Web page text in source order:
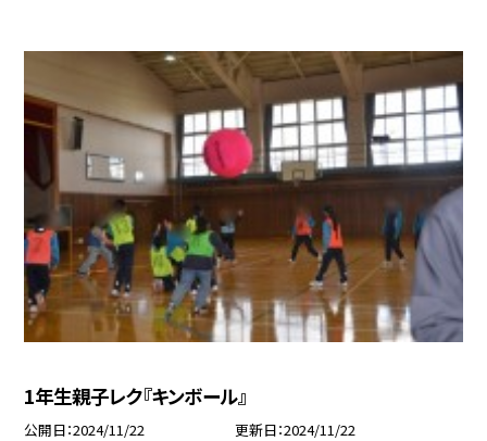
1年生親子レク『キンボール』
公開日 2024/11/22 更新日 2024/11/22